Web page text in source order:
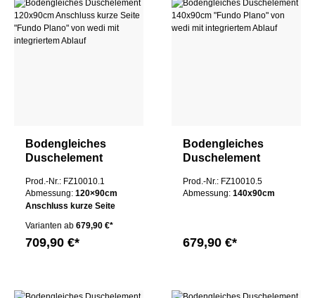
Bodengleiches
Duschelement
Anschluss kurze
Seite "Fundo
integriertem Ablauf
Prod.-Nr.: FZ10010.1
Abmessung: 120×90cm
Anschluss kurze Seite
Varianten ab 679,90 €*
709,90 €*
Bodengleiches
Duschelement
Plano" von wedi mit
integriertem Ablauf
Prod.-Nr.: FZ10010.5
Abmessung: 140x90cm
679,90 €*